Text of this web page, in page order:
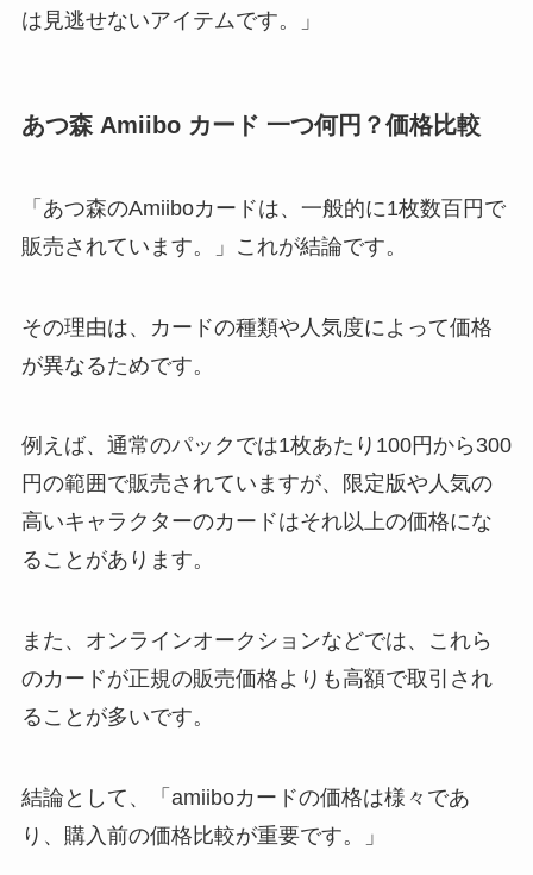
は見逃せないアイテムです。」
あつ森 Amiibo カード 一つ何円？価格比較
「あつ森のAmiiboカードは、一般的に1枚数百円で
販売されています。」これが結論です。
その理由は、カードの種類や人気度によって価格
が異なるためです。
例えば、通常のパックでは1枚あたり100円から300
円の範囲で販売されていますが、限定版や人気の
高いキャラクターのカードはそれ以上の価格にな
ることがあります。
また、オンラインオークションなどでは、これら
のカードが正規の販売価格よりも高額で取引され
ることが多いです。
結論として、「amiiboカードの価格は様々であ
り、購入前の価格比較が重要です。」